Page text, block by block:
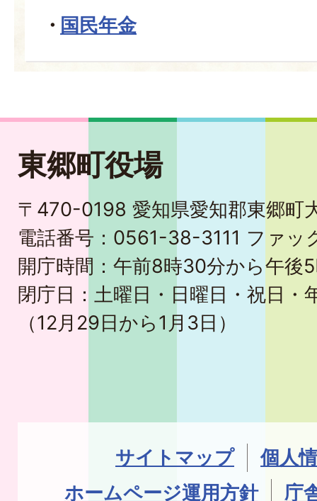
国民年金
東郷町役場
〒470-0198 愛知県愛知郡東郷町
電話番号：0561-38-3111 ファ
開庁時間：午前8時30分から午後
閉庁日：土曜日・日曜日・祝日・
（12月29日から1月3日）
サイトマップ
個人
ホームページ運用方針
庁